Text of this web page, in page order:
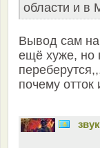
области и в
Вывод сам
ещё хуже, но
почему отток